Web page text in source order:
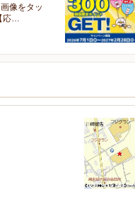
像をタッ
応…